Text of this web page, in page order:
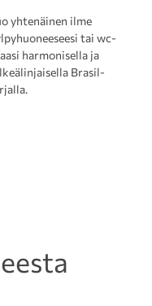
yhtenäinen ilme
tai wc-
harmonisella ja
Brasil-